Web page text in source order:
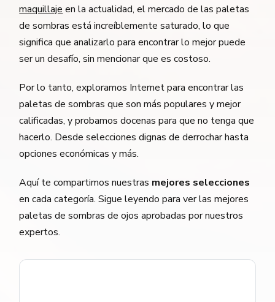
maquillaje en la actualidad, el mercado de las paletas
de sombras está increíblemente saturado, lo que
significa que analizarlo para encontrar lo mejor puede
ser un desafío, sin mencionar que es costoso.
Por lo tanto, exploramos Internet para encontrar las
paletas de sombras que son más populares y mejor
calificadas, y probamos docenas para que no tenga que
hacerlo. Desde selecciones dignas de derrochar hasta
opciones económicas y más.
Aquí te compartimos nuestras mejores selecciones
en cada categoría. Sigue leyendo para ver las mejores
paletas de sombras de ojos aprobadas por nuestros
expertos.